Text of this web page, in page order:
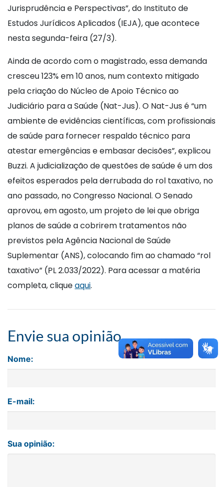
Jurisprudência e Perspectivas”, do Instituto de
Estudos Jurídicos Aplicados (IEJA), que acontece
nesta segunda-feira (27/3).
Ainda de acordo com o magistrado, essa demanda
cresceu 123% em 10 anos, num contexto mitigado
pela criação do Núcleo de Apoio Técnico ao
Judiciário para a Saúde (Nat-Jus). O Nat-Jus é “um
ambiente de evidências científicas, com profissionais
de saúde para fornecer respaldo técnico para
atestar emergências e embasar decisões”, explicou
Buzzi. A judicialização de questões de saúde é um dos
efeitos esperados pela derrubada do rol taxativo, no
ano passado, no Congresso Nacional. O Senado
aprovou, em agosto, um projeto de lei que obriga
planos de saúde a cobrirem tratamentos não
previstos pela Agência Nacional de Saúde
Suplementar (ANS), colocando fim ao chamado “rol
taxativo” (PL 2.033/2022). Para acessar a matéria
completa, cliqueaqui.
Envie sua opinião
Nome:
E-mail:
Sua opinião: